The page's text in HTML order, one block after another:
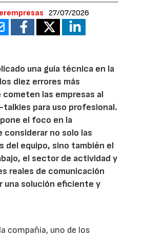
27/07/2026
una guía técnica en la
diez errores más
cometen las empresas al
talkies para uso profesional.
el foco en la
considerar no solo las
del equipo, sino también el
el sector de actividad y
reales de comunicación
una solución eficiente y
compañía, uno de los